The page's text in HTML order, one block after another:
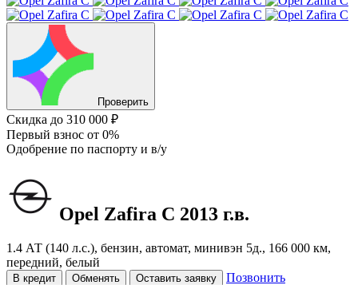
Проверить
Скидка до 310 000 ₽
Первый взнос от 0%
Одобрение по паспорту и в/у
Opel Zafira C 2013 г.в.
1.4 АТ (140 л.с.), бензин, автомат, минивэн 5д., 166 000 км,
передний, белый
В кредит Обменять Оставить заявку
Позвонить